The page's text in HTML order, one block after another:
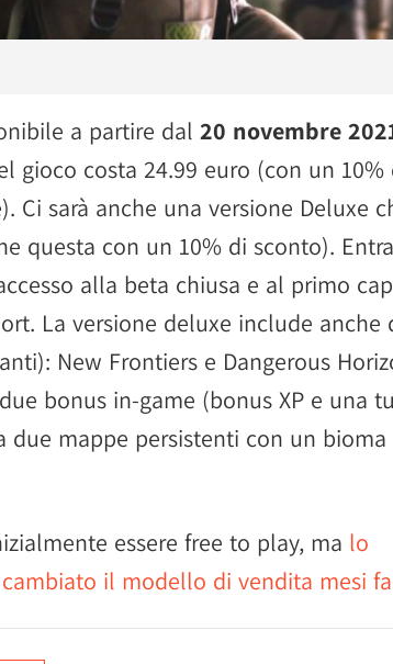
a partire dal 20 novembre
gioco costa 24.99 euro (con un
Ci sarà anche una versione Deluxe
questa con un 10% di sconto).
alla beta chiusa e al primo
La versione deluxe include anche
New Frontiers e Dangerous
bonus in-game (bonus XP e una
due mappe persistenti con un bioma
essere free to play, ma lo
il modello di vendita mesi fa